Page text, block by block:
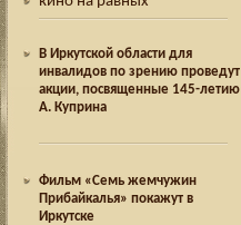
В Иркутской области для
инвалидов по зрению проведут
акции, посвященные 145-летию
А. Куприна
Фильм «Семь жемчужин
Прибайкалья» покажут в
Иркутске